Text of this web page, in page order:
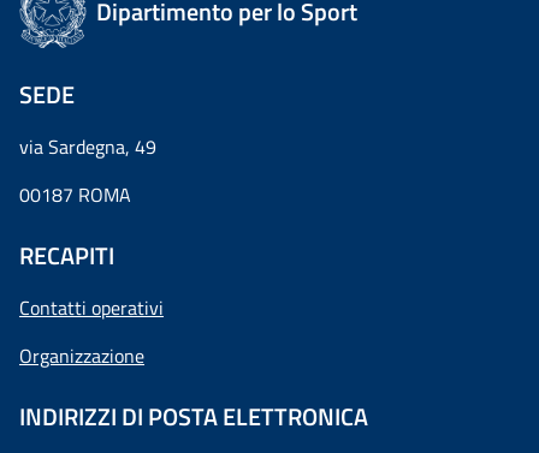
Dipartimento per lo Sport
SEDE
via Sardegna, 49
00187 ROMA
RECAPITI
Contatti operativi
Organizzazione
INDIRIZZI DI POSTA ELETTRONICA